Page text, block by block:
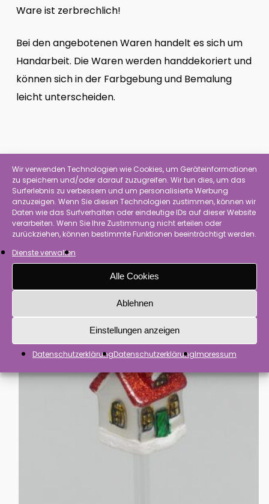
Wir verwenden Technologien wie Cookies, um Geräteinformationen
zu speichern und/oder darauf zuzugreifen. Wir tun dies, um das
Surferlebnis zu verbessern und um personalisierte Werbung
anzuzeigen. Wenn Sie diesen Technologien zustimmen, können wir
Daten wie das Surfverhalten oder eindeutige IDs auf dieser Website
verarbeiten. Wenn Sie Ihre Zustimmung nicht erteilen oder
zurückziehen, können bestimmte Funktionen beeinträchtigt werden.
Dienste verwalten
Alle Cookies
Ablehnen
Einstellungen anzeigen
DatenschutzerklärungDatenschutzerklärungImpressum
Ware ist zerbrechlich!
Bei den angebotenen Waren handelt es sich um
Handarbeit. Die Waren werden handdekoriert und
können sich in der Farbgebung und Bemalung
leicht unterscheiden.
Ähnliche Produkte